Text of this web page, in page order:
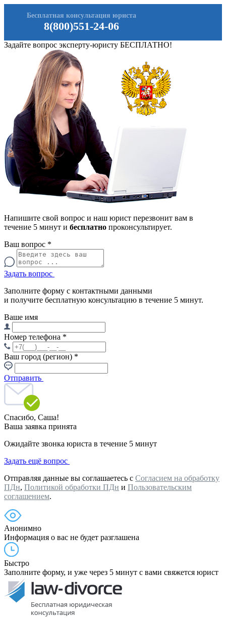
8(800)551-24-06
Бесплатная консультация юриста
Задайте вопрос эксперту-юристу БЕСПЛАТНО!
Напишите свой вопрос и наш юрист перезвонит вам в
течение 5 минут и бесплатно проконсультирует.
Ваш вопрос *
Задать вопрос
Заполните форму с контактными данными
и получите бесплатную консультацию в течение 5 минут.
Ваше имя
Номер телефона *
Ваш город (регион) *
Отправить
Спасибо, Саша!
Ваша заявка принята
Ожидайте звонка юриста в течение 5 минут
Задать ещё вопрос
Отправляя данные вы соглашаетесь с Согласием на обработку
ПДн, Политикой обработки ПДн и Пользовательским
соглашением.
Анонимно
Информация о вас не будет разглашена
Быстро
Заполните форму, и уже через 5 минут с вами свяжется юрист